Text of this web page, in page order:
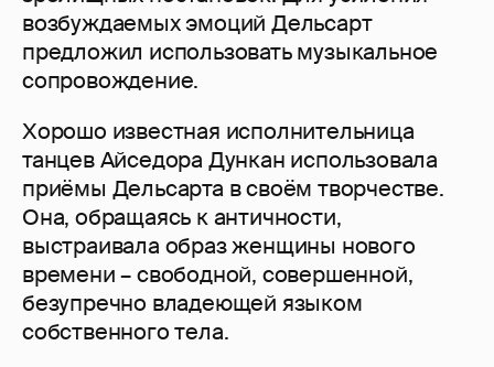
возбуждаемых эмоций Дельсарт
предложил использовать музыкальное
сопровождение.
Хорошо известная исполнительница
танцев Айседора Дункан использовала
приёмы Дельсарта в своём творчестве.
Она, обращаясь к античности,
выстраивала образ женщины нового
времени – свободной, совершенной,
безупречно владеющей языком
собственного тела.